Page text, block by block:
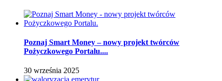
Poznaj Smart Money – nowy projekt twórców
Pożyczkowego Portalu....
30 września 2025